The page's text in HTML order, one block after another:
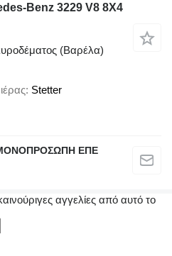
Benz 3229 V8 8X4
(Βαρέλα)
Stetter
ΕΠΕ
αγγελίες από αυτό το